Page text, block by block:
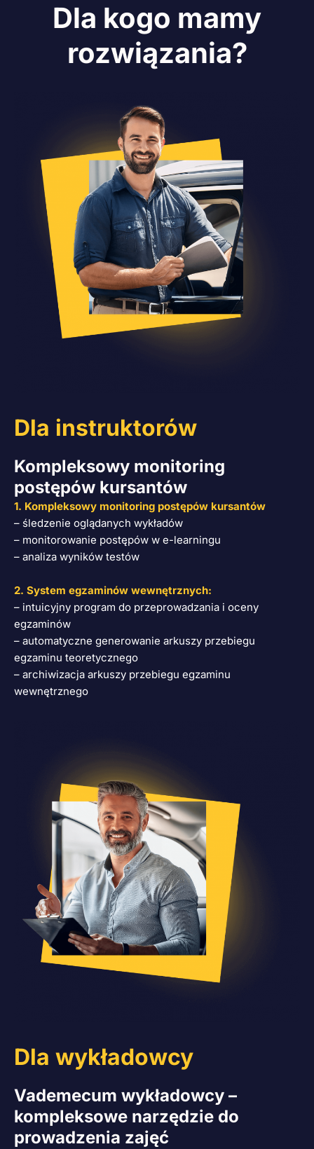
Dla kogo mamy
rozwiązania?
Dla instruktorów
Kompleksowy monitoring
postępów kursantów
1. Kompleksowy monitoring postępów kursantów
– śledzenie oglądanych wykładów
– monitorowanie postępów w e-learningu
– analiza wyników testów
2. System egzaminów wewnętrznych:
– intuicyjny program do przeprowadzania i oceny
egzaminów
– automatyczne generowanie arkuszy przebiegu
egzaminu teoretycznego
– archiwizacja arkuszy przebiegu egzaminu
wewnętrznego
Dla wykładowcy
Vademecum wykładowcy –
kompleksowe narzędzie do
prowadzenia zajęć